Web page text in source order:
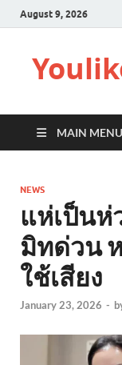
August 9, 2026
MAIN MENU
NEWS
แห่เป็นห่
มิทด่วน
ใช้เสียง
January 23, 2026 -